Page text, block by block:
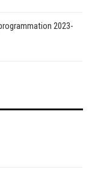
2023-